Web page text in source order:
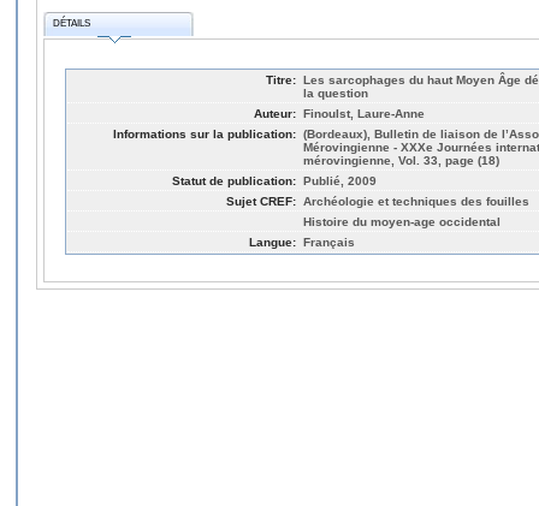
DÉTAILS
Titre: Les sarcophages du haut Moyen Âge
la question
Auteur: Finoulst, Laure-Anne
Informations sur la publication: (Bordeaux), Bulletin de liaison de
Mérovingienne - XXXe Journées
mérovingienne, Vol. 33, page (18)
Statut de publication: Publié, 2009
Sujet CREF: Archéologie et techniques des fouilles
Histoire du moyen-age occidental
Langue: Français